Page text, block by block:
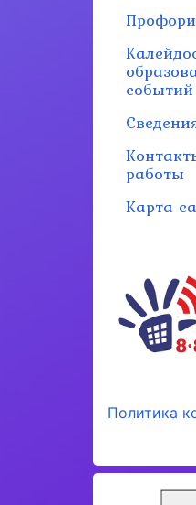
событий
работы
Карта
Политика